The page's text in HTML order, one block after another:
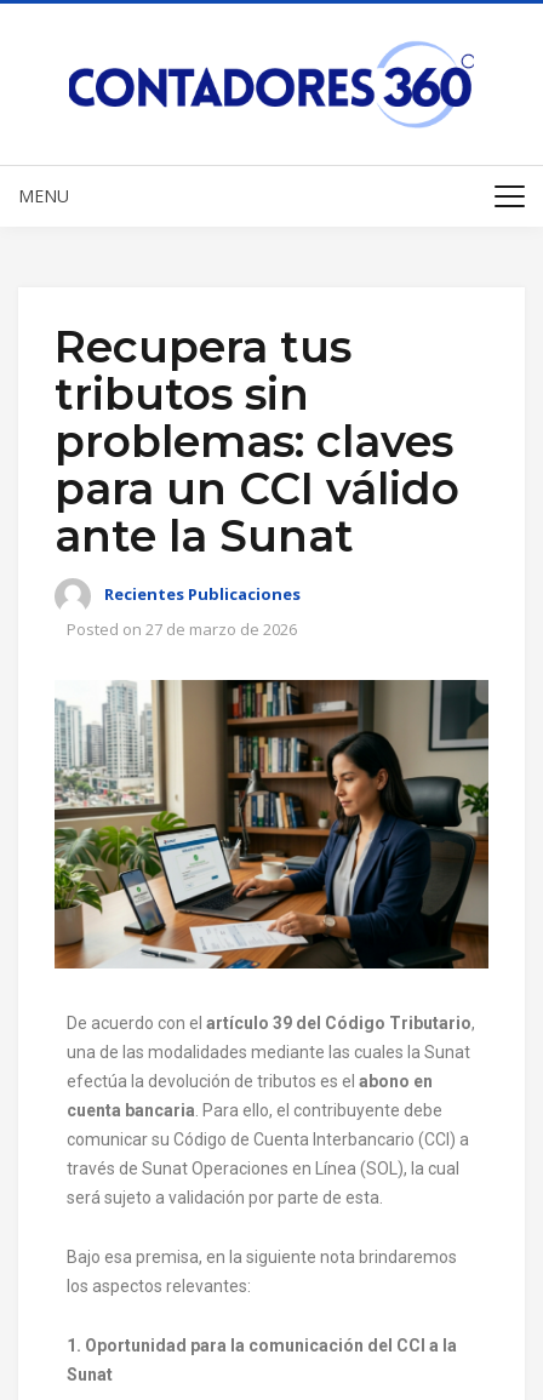
MENU
Recupera tus
tributos sin
problemas: claves
para un CCI válido
ante la Sunat
Recientes Publicaciones
Posted on 27 de marzo de 2026
De acuerdo con el artículo 39 del Código Tributario,
una de las modalidades mediante las cuales la Sunat
efectúa la devolución de tributos es el abono en
cuenta bancaria . Para ello, el contribuyente debe
comunicar su Código de Cuenta Interbancario (CCI) a
través de Sunat Operaciones en Línea (SOL), la cual
será sujeto a validación por parte de esta.
Bajo esa premisa, en la siguiente nota brindaremos
los aspectos relevantes:
1. Oportunidad para la comunicación del CCI a la
Sunat